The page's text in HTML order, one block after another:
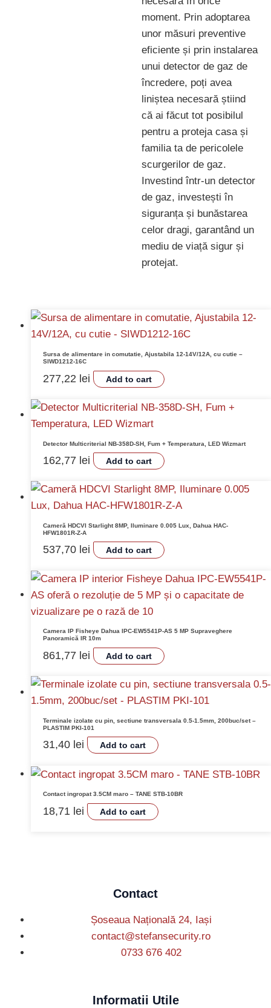
moment. Prin adoptarea
unor măsuri preventive
eficiente și prin instalarea
unui detector de gaz de
încredere, poți avea
liniștea necesară știind
că ai făcut tot posibilul
pentru a proteja casa și
familia ta de pericolele
scurgerilor de gaz.
Investind într-un detector
de gaz, investești în
siguranța și bunăstarea
celor dragi, garantând un
mediu de viață sigur și
protejat.
Sursa de alimentare in comutatie, Ajustabila 12-14V/12A, cu cutie –
SIWD1212-16C
277,22 lei Add to cart
Detector Multicriterial NB-358D-SH, Fum + Temperatura, LED Wizmart
162,77 lei Add to cart
Cameră HDCVI Starlight 8MP, Iluminare 0.005 Lux, Dahua HAC-
HFW1801R-Z-A
537,70 lei Add to cart
Camera IP Fisheye Dahua IPC-EW5541P-AS 5 MP Supraveghere
Panoramică IR 10m
861,77 lei Add to cart
Terminale izolate cu pin, sectiune transversala 0.5-1.5mm, 200buc/set –
PLASTIM PKI-101
31,40 lei Add to cart
Contact ingropat 3.5CM maro – TANE STB-10BR
18,71 lei Add to cart
Contact
Șoseaua Națională 24, Iași
contact@stefansecurity.ro
0733 676 402
Informatii Utile